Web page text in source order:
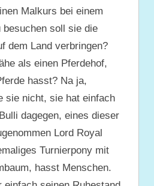
Malkurs bei einem
soll sie die
dem Land verbringen?
als einen Pferdehof,
hasst? Na ja,
sie nicht, sie hat einfach
dagegen, eines dieser
Lord Royal
Turnierpony mit
hasst Menschen.